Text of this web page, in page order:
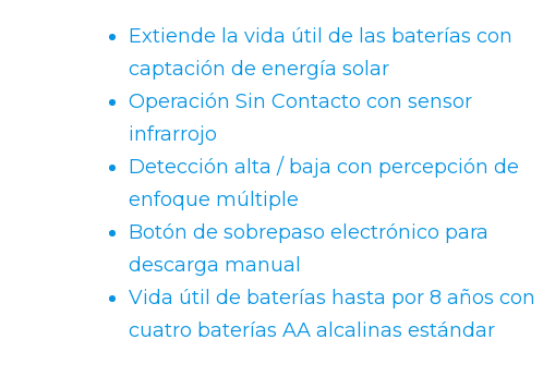
Extiende la vida útil de las baterías con
captación de energía solar
Operación Sin Contacto con sensor
infrarrojo
Detección alta / baja con percepción de
enfoque múltiple
Botón de sobrepaso electrónico para
descarga manual
Vida útil de baterías hasta por 8 años con
cuatro baterías AA alcalinas estándar